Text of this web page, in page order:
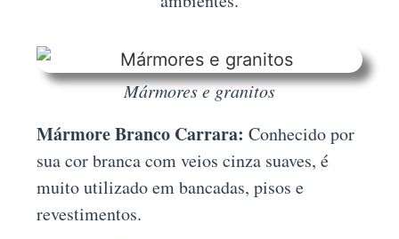
Mármores e granitos
Mármore Branco Carrara: Conhecido por
sua cor branca com veios cinza suaves, é
muito utilizado em bancadas, pisos e
revestimentos.